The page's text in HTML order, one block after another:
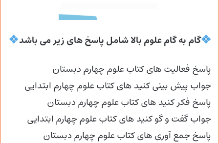
گام به گام علوم بالا شامل پاسخ های زیر می باشد
پاسخ فعالیت های کتاب علوم چهارم دبستان
جواب پیش بینی کنید های کتاب علوم چهارم ابتدایی
پاسخ فکر کنید های کتاب علوم چهارم دبستان
جواب گفت و گو کنید های کتاب علوم چهارم ابتدایی
پاسخ جمع آوری های کتاب علوم چهارم دبستان